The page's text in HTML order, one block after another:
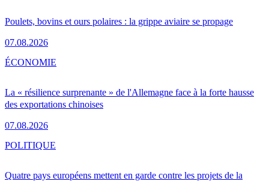
Poulets, bovins et ours polaires : la grippe aviaire se propage
07.08.2026
La « résilience surprenante » de l'Allemagne face à la forte hausse
des exportations chinoises
07.08.2026
ÉCONOMIE
Quatre pays européens mettent en garde contre les projets de la
POLITIQUE